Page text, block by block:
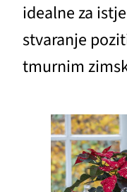
idealne za
stvaranje
tmurnim